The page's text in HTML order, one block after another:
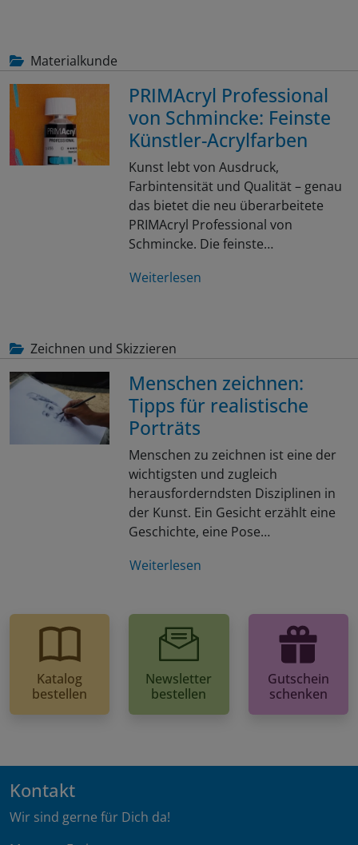
Materialkunde
PRIMAcryl Professional
von Schmincke: Feinste
Künstler-Acrylfarben
Kunst lebt von Ausdruck,
Farbintensität und Qualität – genau
das bietet die neu überarbeitete
PRIMAcryl Professional von
Schmincke. Die feinste…
Weiterlesen
Zeichnen und Skizzieren
Menschen zeichnen:
Tipps für realistische
Porträts
Menschen zu zeichnen ist eine der
wichtigsten und zugleich
herausforderndsten Disziplinen in
der Kunst. Ein Gesicht erzählt eine
Geschichte, eine Pose…
Weiterlesen
Katalog
bestellen
Newsletter
bestellen
Gutschein
schenken
Kontakt
Wir sind gerne für Dich da!